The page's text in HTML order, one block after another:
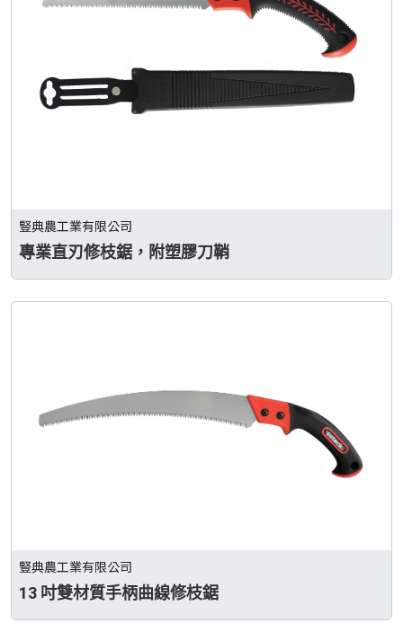
豎典農工業有限公司
專業直刃修枝鋸，附塑膠刀鞘
豎典農工業有限公司
13 吋雙材質手柄曲線修枝鋸